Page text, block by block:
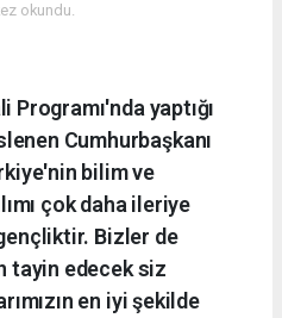
okundu.
Programı'nda yaptığı
Cumhurbaşkanı
bilim ve
çok daha ileriye
Bizler de
tayin edecek siz
en iyi şekilde